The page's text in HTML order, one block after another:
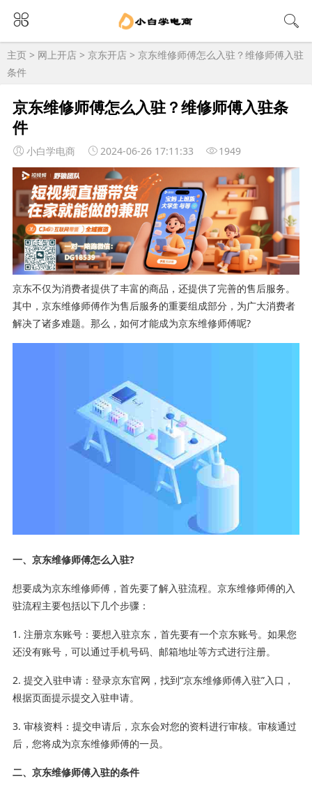
主页 > 网上开店 > 京东开店 > 京东维修师傅怎么入驻？维修师傅入驻
条件
京东维修师傅怎么入驻？维修师傅入驻条
件
小白学电商 2024-06-26 17:11:33 1949
京东不仅为消费者提供了丰富的商品，还提供了完善的售后服务。
其中，京东维修师傅作为售后服务的重要组成部分，为广大消费者
解决了诸多难题。那么，如何才能成为京东维修师傅呢?
一、京东维修师傅怎么入驻?
想要成为京东维修师傅，首先要了解入驻流程。京东维修师傅的入
驻流程主要包括以下几个步骤：
1. 注册京东账号：要想入驻京东，首先要有一个京东账号。如果您
还没有账号，可以通过手机号码、邮箱地址等方式进行注册。
2. 提交入驻申请：登录京东官网，找到“京东维修师傅入驻”入口，
根据页面提示提交入驻申请。
3. 审核资料：提交申请后，京东会对您的资料进行审核。审核通过
后，您将成为京东维修师傅的一员。
二、京东维修师傅入驻的条件